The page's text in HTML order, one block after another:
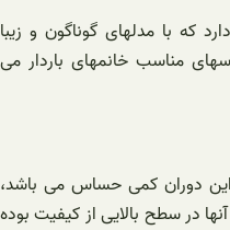
که با مدلهای گوناگون و زیبا
مناسب خانمهای باردار می
دوران کمی حساس می باشد،
در سطح بالایی از کیفیت بوده